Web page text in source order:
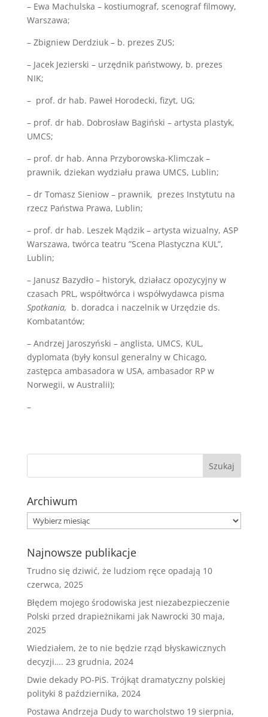
– Ewa Machulska – kostiumograf, scenograf filmowy,
Warszawa;
– Zbigniew Derdziuk – b. prezes ZUS;
– Jacek Jezierski – urzędnik państwowy, b. prezes
NIK;
– prof. dr hab. Paweł Horodecki, fizyt, UG;
– prof. dr hab. Dobrosław Bagiński – artysta plastyk,
UMCS;
– prof. dr hab. Anna Przyborowska-Klimczak –
prawnik, dziekan wydziału prawa UMCS, Lublin;
– dr Tomasz Sieniow – prawnik, prezes Instytutu na
rzecz Państwa Prawa, Lublin;
– prof. dr hab. Leszek Mądzik – artysta wizualny, ASP
Warszawa, twórca teatru ”Scena Plastyczna KUL”,
Lublin;
– Janusz Bazydło – historyk, działacz opozycyjny w
czasach PRL, współtwórca i współwydawca pisma
Spotkania, b. doradca i naczelnik w Urzędzie ds.
Kombatantów;
– Andrzej Jaroszyński – anglista, UMCS, KUL,
dyplomata (były konsul generalny w Chicago,
zastępca ambasadora w USA, ambasador RP w
Norwegii, w Australii);
–
Archiwum
Archiwum
Najnowsze publikacje
Trudno się dziwić, że ludziom ręce opadają 10
czerwca, 2025
Błędem mojego środowiska jest niezabezpieczenie
Polski przed drapieżnikami jak Nawrocki 30 maja,
2025
Wiedziałem, że to nie będzie rząd błyskawicznych
decyzji…. 23 grudnia, 2024
Dwie dekady PO-PiS. Trójkąt dramatyczny polskiej
polityki 8 października, 2024
Postawa Andrzeja Dudy to warcholstwo 19 sierpnia,